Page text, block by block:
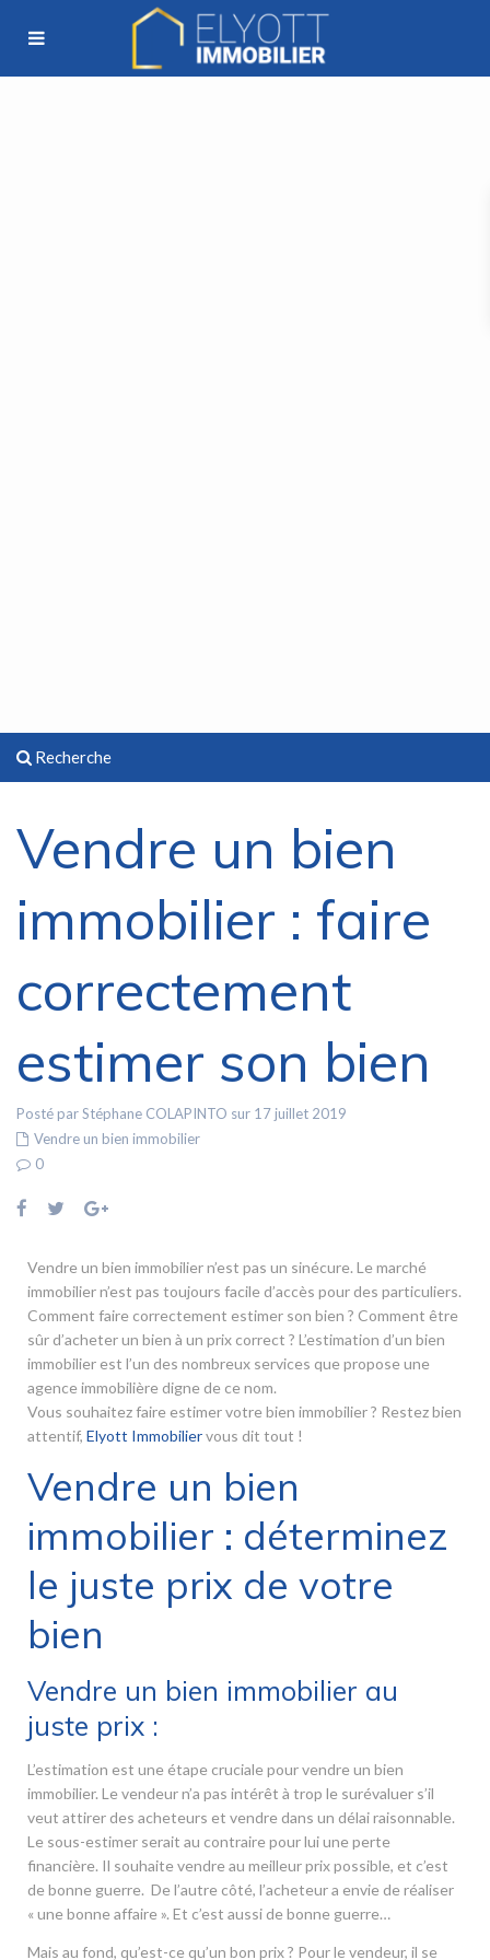
Recherche
Vendre un bien
immobilier : faire
correctement
estimer son bien
Posté par Stéphane COLAPINTO sur 17 juillet 2019
Vendre un bien immobilier
0
Vendre un bien immobilier n’est pas un sinécure. Le marché
immobilier n’est pas toujours facile d’accès pour des particuliers.
Comment faire correctement estimer son bien ? Comment être
sûr d’acheter un bien à un prix correct ? L’estimation d’un bien
immobilier est l’un des nombreux services que propose une
agence immobilière digne de ce nom.
Vous souhaitez faire estimer votre bien immobilier ? Restez bien
attentif, Elyott Immobiliervous dit tout !
Vendre un bien
immobilier : déterminez
le juste prix de votre
bien
Vendre un bien immobilier au
juste prix :
L’estimation est une étape cruciale pour vendre un bien
immobilier. Le vendeur n’a pas intérêt à trop le surévaluer s’il
veut attirer des acheteurs et vendre dans un délai raisonnable.
Le sous-estimer serait au contraire pour lui une perte
financière. Il souhaite vendre au meilleur prix possible, et c’est
de bonne guerre. De l’autre côté, l’acheteur a envie de réaliser
« une bonne affaire ». Et c’est aussi de bonne guerre…
Mais au fond, qu’est-ce qu’un bon prix ? Pour le vendeur, il se